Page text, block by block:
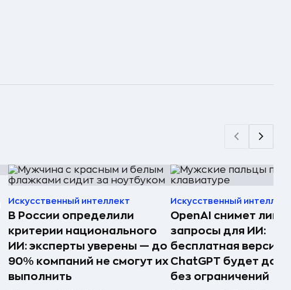
Искусственный интеллект
В России определили
критерии национального
ИИ: эксперты уверены — до
90% компаний не смогут их
выполнить
Искусственный
OpenAI снимет
запросы для ИИ:
бесплатная версия
ChatGPT будет
без ограничений